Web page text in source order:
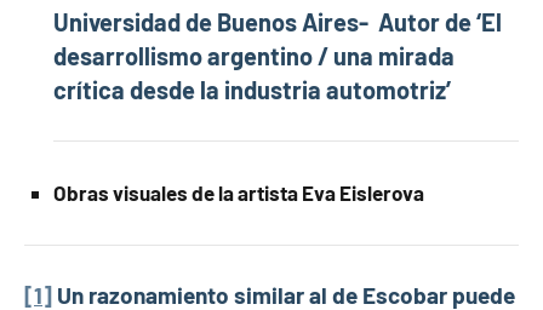
Universidad de Buenos Aires- Autor de ‘El
desarrollismo argentino / una mirada
crítica desde la industria automotriz’
Obras visuales de la artista Eva Eislerova
[1] Un razonamiento similar al de Escobar puede